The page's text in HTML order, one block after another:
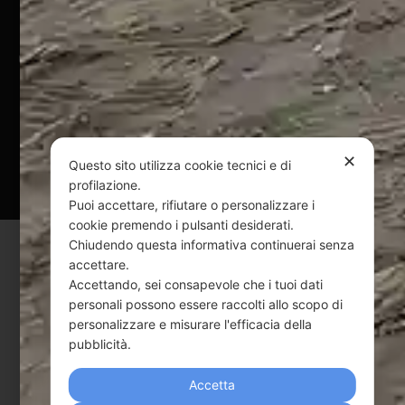
@ Copyright 2024 Webpesca è un brand Intent di Federico
Andrenacci P.Iva 01917920678
Via G. Galilei n. 2 – 64018 Tortoreto TE | REA TE-168019 |
Mail:info@webpesca.it| Pec: federicoandrenacci@pec.it
Questo sito è protetto da Google reCAPTCHA
Privacy Policy
✕
Questo sito utilizza cookie tecnici e di
profilazione.
Puoi accettare, rifiutare o personalizzare i
cookie premendo i pulsanti desiderati.
Chiudendo questa informativa continuerai senza
accettare.
Accettando, sei consapevole che i tuoi dati
personali possono essere raccolti allo scopo di
personalizzare e misurare l'efficacia della
pubblicità.
Accetta